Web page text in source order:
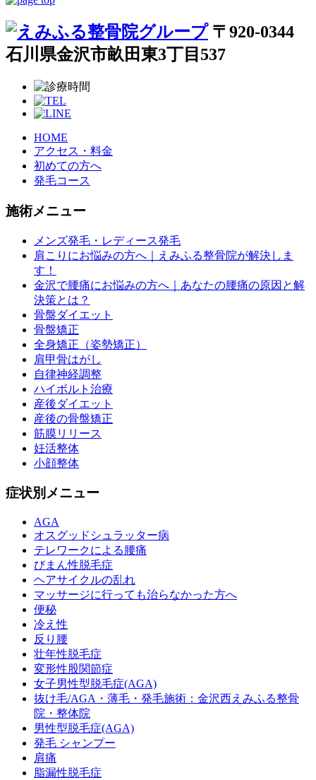
〒920-0344
石川県金沢市畝田東3丁目537
HOME
アクセス・料金
初めての方へ
発毛コース
施術メニュー
メンズ発毛・レディース発毛
肩こりにお悩みの方へ｜えみふる整骨院が解決しま
す！
金沢で腰痛にお悩みの方へ｜あなたの腰痛の原因と解
決策とは？
骨盤ダイエット
骨盤矯正
全身矯正（姿勢矯正）
肩甲骨はがし
自律神経調整
ハイボルト治療
産後ダイエット
産後の骨盤矯正
筋膜リリース
妊活整体
小顔整体
症状別メニュー
AGA
オスグッドシュラッター病
テレワークによる腰痛
びまん性脱毛症
ヘアサイクルの乱れ
マッサージに行っても治らなかった方へ
便秘
冷え性
反り腰
壮年性脱毛症
変形性股関節症
女子男性型脱毛症(AGA)
抜け毛/AGA・薄毛・発毛施術：金沢西えみふる整骨
院・整体院
男性型脱毛症(AGA)
発毛 シャンプー
肩痛
脂漏性脱毛症